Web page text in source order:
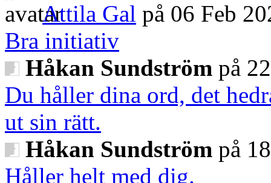
Attila Gal på 06 Feb
Bra initiativ
Håkan Sundström på
Du håller dina ord, det
ut sin rätt.
Håkan Sundström på
Håller helt med dig.